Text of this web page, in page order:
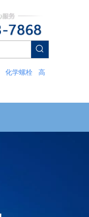
化学螺栓
高